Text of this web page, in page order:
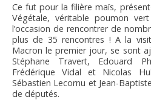
Ce fut pour la filière maïs,
Végétale, véritable poumon
l’occasion de rencontrer de
plus de 35 rencontres ! A la
Macron le premier jour, se sont
Stéphane Travert, Edouard
Frédérique Vidal et Nicolas
Sébastien Lecornu et Jean-
de députés.